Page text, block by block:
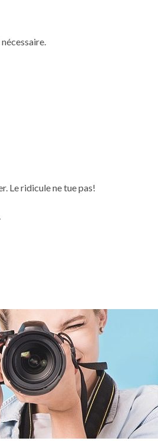
Le ridicule ne tue pas!